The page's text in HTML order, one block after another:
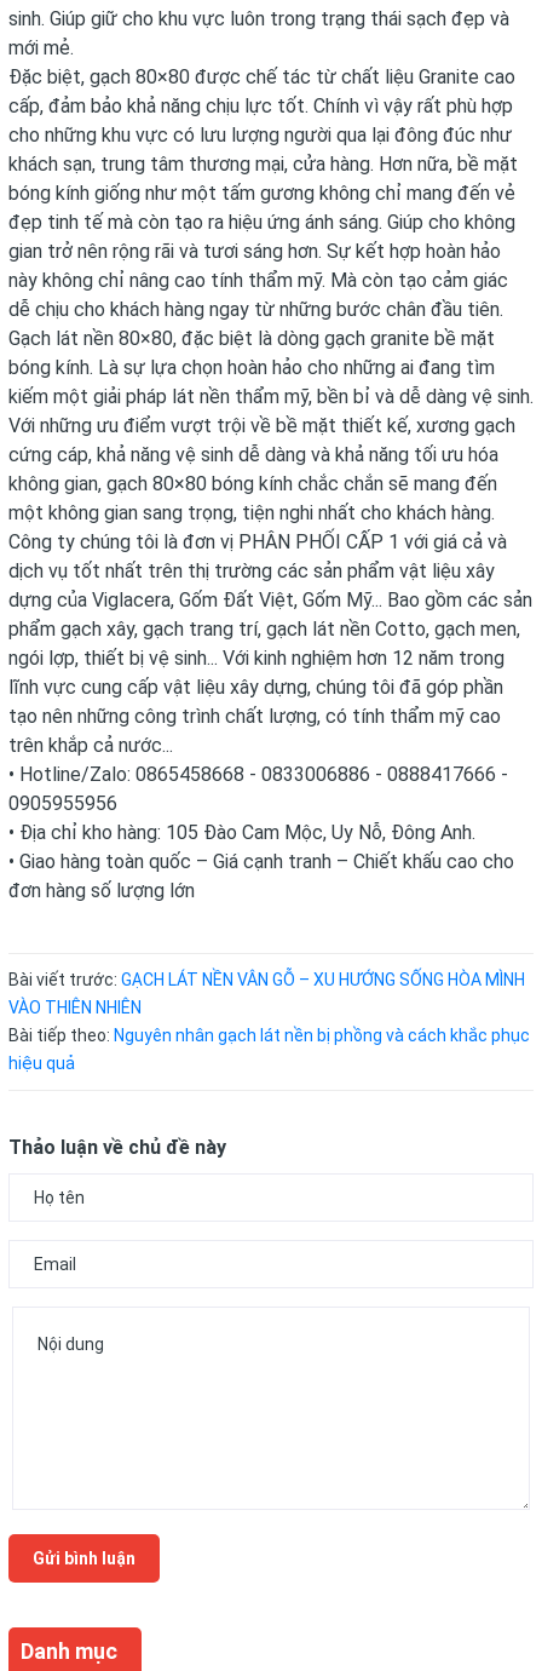
Danh mục
sinh. Giúp giữ cho khu vực luôn trong trạng thái sạch đẹp và
mới mẻ.
Đặc biệt, gạch 80×80 được chế tác từ chất liệu Granite cao
cấp, đảm bảo khả năng chịu lực tốt. Chính vì vậy rất phù hợp
cho những khu vực có lưu lượng người qua lại đông đúc như
khách sạn, trung tâm thương mại, cửa hàng. Hơn nữa, bề mặt
bóng kính giống như một tấm gương không chỉ mang đến vẻ
đẹp tinh tế mà còn tạo ra hiệu ứng ánh sáng. Giúp cho không
gian trở nên rộng rãi và tươi sáng hơn. Sự kết hợp hoàn hảo
này không chỉ nâng cao tính thẩm mỹ. Mà còn tạo cảm giác
dễ chịu cho khách hàng ngay từ những bước chân đầu tiên.
Gạch lát nền 80×80, đặc biệt là dòng gạch granite bề mặt
bóng kính. Là sự lựa chọn hoàn hảo cho những ai đang tìm
kiếm một giải pháp lát nền thẩm mỹ, bền bỉ và dễ dàng vệ sinh.
Với những ưu điểm vượt trội về bề mặt thiết kế, xương gạch
cứng cáp, khả năng vệ sinh dễ dàng và khả năng tối ưu hóa
không gian, gạch 80×80 bóng kính chắc chắn sẽ mang đến
một không gian sang trọng, tiện nghi nhất cho khách hàng.
Công ty chúng tôi là đơn vị PHÂN PHỐI CẤP 1 với giá cả và
dịch vụ tốt nhất trên thị trường các sản phẩm vật liệu xây
dựng của Viglacera, Gốm Đất Việt, Gốm Mỹ... Bao gồm các sản
phẩm gạch xây, gạch trang trí, gạch lát nền Cotto, gạch men,
ngói lợp, thiết bị vệ sinh... Với kinh nghiệm hơn 12 năm trong
lĩnh vực cung cấp vật liệu xây dựng, chúng tôi đã góp phần
tạo nên những công trình chất lượng, có tính thẩm mỹ cao
trên khắp cả nước...
• Hotline/Zalo: 0865458668 - 0833006886 - 0888417666 -
0905955956
• Địa chỉ kho hàng: 105 Đào Cam Mộc, Uy Nỗ, Đông Anh.
• Giao hàng toàn quốc – Giá cạnh tranh – Chiết khấu cao cho
đơn hàng số lượng lớn
Bài viết trước: GẠCH LÁT NỀN VÂN GỖ – XU HƯỚNG SỐNG HÒA MÌNH
VÀO THIÊN NHIÊN
Bài tiếp theo: Nguyên nhân gạch lát nền bị phồng và cách khắc phục
hiệu quả
Thảo luận về chủ đề này
Gửi bình luận